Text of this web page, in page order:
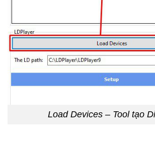
Load Devices – Tool tạo